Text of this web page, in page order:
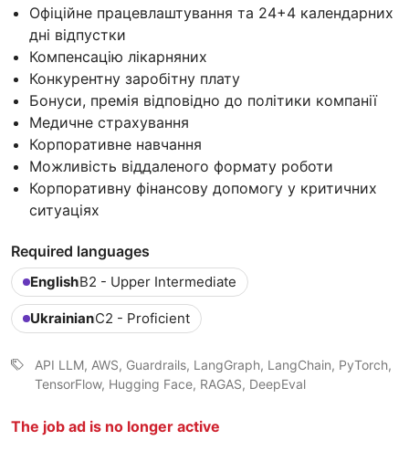
Офіційне працевлаштування та 24+4 календарних
дні відпустки
Компенсацію лікарняних
Конкурентну заробітну плату
Бонуси, премія відповідно до політики компанії
Медичне страхування
Корпоративне навчання
Можливість віддаленого формату роботи
Корпоративну фінансову допомогу у критичних
ситуаціях
Required languages
EnglishB2 - Upper Intermediate
UkrainianC2 - Proficient
API LLM, AWS, Guardrails, LangGraph, LangChain, PyTorch,
TensorFlow, Hugging Face, RAGAS, DeepEval
The job ad is no longer active